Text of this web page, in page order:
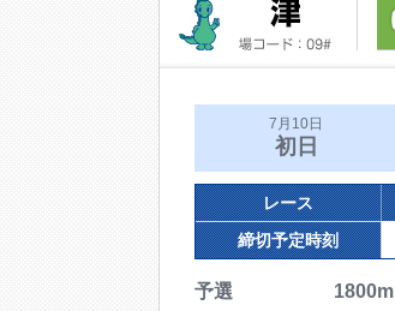
7月10日
初日
レース
締切予定時刻
予選 1800m